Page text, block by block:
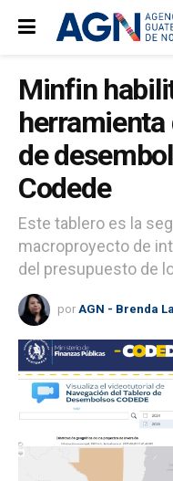
Minfin
de
Codede
Este tablero es la
macroproyecto de
del presupuesto de
por AGN - Brenda